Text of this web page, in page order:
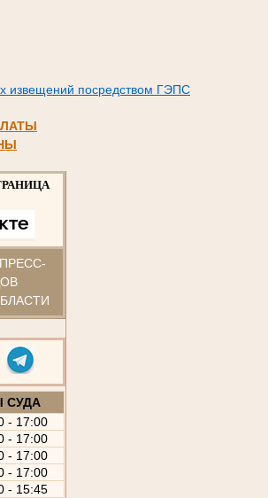
извещений посредством ГЭПС
СУДА
- 17:00
- 17:00
- 17:00
- 17:00
- 15:45